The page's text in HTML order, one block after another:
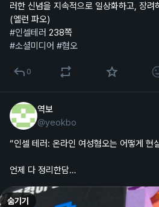
러한 신념을 지속적으로 일상화하고, 장려
#인셀테러
#소셜미디어 #혐오
0
역보
@yeokbo
“인셀 테러: 온라인 여성혐오는 어떻게 현
언제 다 정리한담…
숨기기